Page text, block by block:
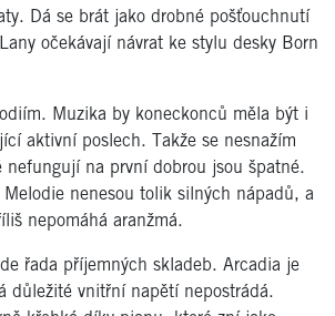
Dá se brát jako drobné pošťouchnutí
očekávají návrat ke stylu desky Born
Muzika by koneckonců měla být i
aktivní poslech. Takže se nesnažím
nefungují na první dobrou jsou špatné.
nenesou tolik silných nápadů, a
nepomáhá aranžmá.
řada příjemných skladeb. Arcadia je
důležité vnitřní napětí nepostrádá.